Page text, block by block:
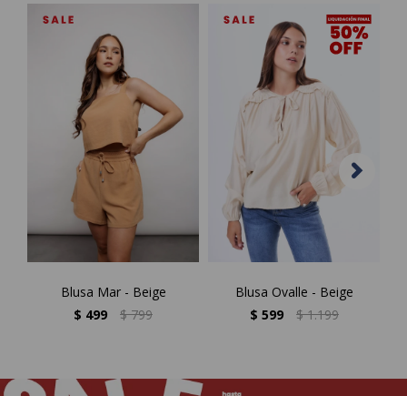
Blusa Mar - Beige
$ 499 $ 799
Blusa Ovalle - Beige
$ 599 $ 1.199